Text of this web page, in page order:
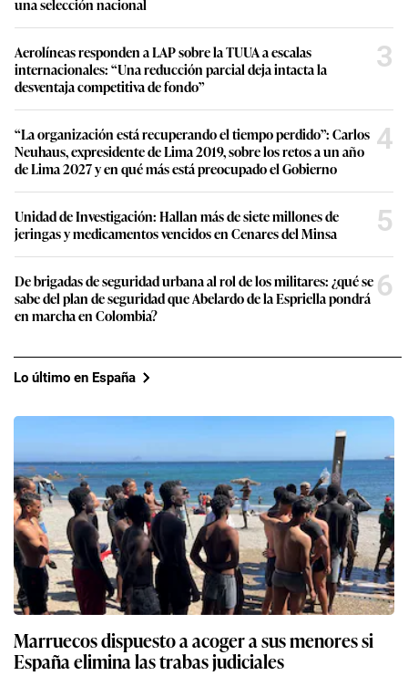
una selección nacional
Aerolíneas responden a LAP sobre la TUUA a escalas
internacionales: “Una reducción parcial deja intacta la
desventaja competitiva de fondo”
3
“La organización está recuperando el tiempo perdido”: Carlos
Neuhaus, expresidente de Lima 2019, sobre los retos a un año
de Lima 2027 y en qué más está preocupado el Gobierno
4
Unidad de Investigación: Hallan más de siete millones de
jeringas y medicamentos vencidos en Cenares del Minsa
5
De brigadas de seguridad urbana al rol de los militares: ¿qué se
sabe del plan de seguridad que Abelardo de la Espriella pondrá
en marcha en Colombia?
6
Lo último en España
Marruecos dispuesto a acoger a sus menores si
España elimina las trabas judiciales